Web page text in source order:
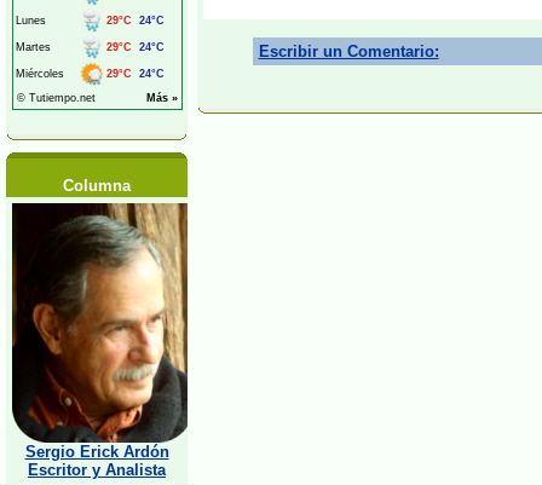
Columna
Sergio Erick Ardón
Escritor y Analista
Escribir un Comentario: